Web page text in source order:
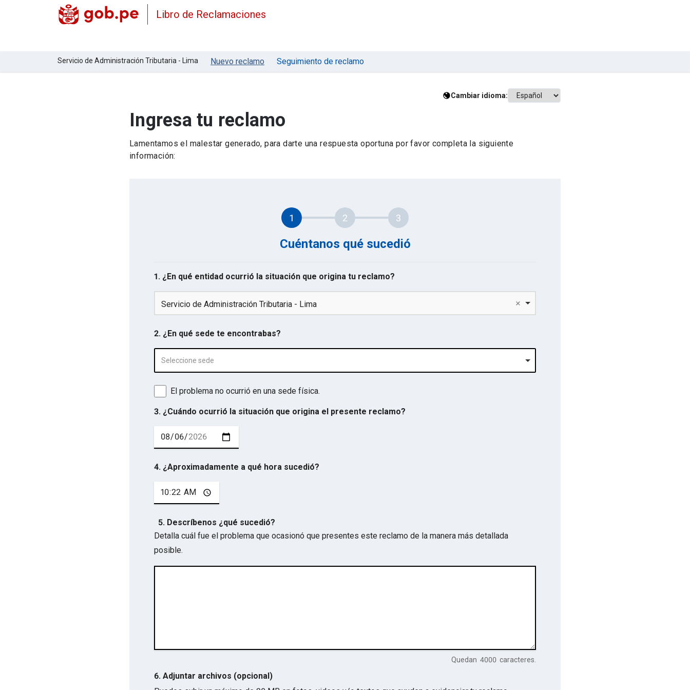
Libro de Reclamaciones
Servicio de Administración Tributaria - Lima Nuevo reclamo Seguimiento de reclamo
Cambiar idioma:
Ingresa tu reclamo
Lamentamos el malestar generado, para darte una respuesta oportuna por favor completa la siguiente
información:
1 2 3
Cuéntanos qué sucedió
1. ¿En qué entidad ocurrió la situación que origina tu reclamo?
Servicio de Administración Tributaria - Lima
2. ¿En qué sede te encontrabas?
Seleccione sede
El problema no ocurrió en una sede física.
3. ¿Cuándo ocurrió la situación que origina el presente reclamo?
4. ¿Aproximadamente a qué hora sucedió?
5. Descríbenos ¿qué sucedió?
Detalla cuál fue el problema que ocasionó que presentes este reclamo de la manera más detallada
posible.
Quedan 4000 caracteres.
6. Adjuntar archivos (opcional)